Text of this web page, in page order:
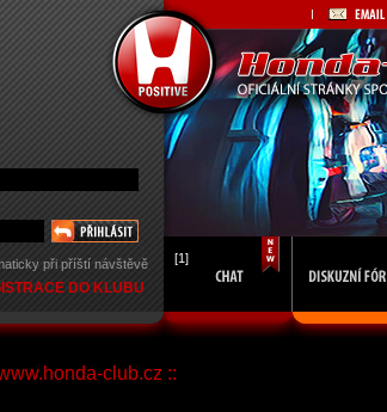
při příští návštěvě
DO KLUBU
[1]
club.cz ::